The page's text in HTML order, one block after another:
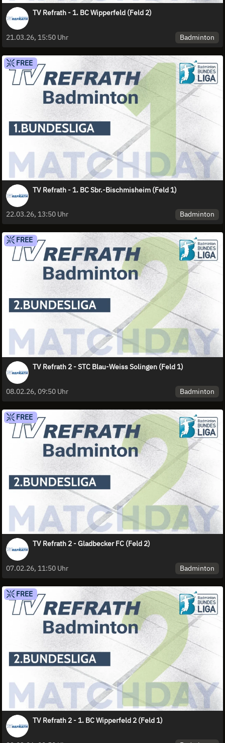
TV Refrath - 1. BC Wipperfeld (Feld 2)
21.03.26, 15:50 Uhr Badminton
FREE
TV Refrath - 1. BC Sbr.-Bischmisheim (Feld 1)
22.03.26, 13:50 Uhr Badminton
FREE
TV Refrath 2 - STC Blau-Weiss Solingen (Feld 1)
08.02.26, 09:50 Uhr Badminton
FREE
TV Refrath 2 - Gladbecker FC (Feld 2)
07.02.26, 11:50 Uhr Badminton
FREE
TV Refrath 2 - 1. BC Wipperfeld 2 (Feld 1)